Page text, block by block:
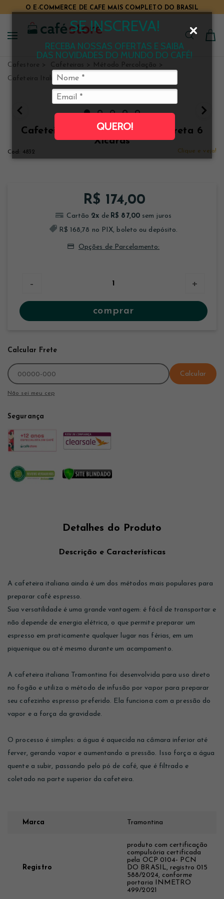
SE INSCREVA!
RECEBA NOSSAS OFERTAS E SAIBA
DAS NOVIDADES DO MUNDO DO CAFÉ!
QUERO!
O E-COMMERCE DE CAFÉ MAIS COMPLETO DO BRASIL
Cafestore Cafeteiras
Método Percolação
Cafeteira Italiana
Cafeteira Italiana Tramontina Preta 6
Xícaras
4832 Clique e veja!
R$ 174,00
2x
R$ 87,00
R$ 168,78 no PIX, boleto ou depósito.
Opções de Parcelamento:
- +
comprar
Calcular Frete
Calcular
Não sei meu cep
Segurança
Detalhes do Produto
Descrição e Características
A cafeteira italiana ainda é um dos métodos mais populares para
preparar café espresso.
Sua versatilidade é uma grande vantagem: é fácil de transportar e
não depende de energia elétrica, o que permite preparar um
espresso em praticamente qualquer lugar nas férias, em um
piquenique ou até mesmo durante um acampamento.
A cafeteira italiana Tramontina foi desenvolvida para uso direto
no fogão e utiliza o método de infusão por vapor para preparar
seu cafezinho espresso preferido. Ela funciona com a pressão do
vapor e a força da gravidade.
O processo é simples: a água é aquecida na câmara inferior até
ferver, gerando vapor e aumentando a pressão. Isso força a água
quente a subir, passando pelo pó de café, que é filtrado e
coletado na parte superior da cafeteira.
Marca Tramontina
Registro
produto com certificação
compulsória certificada
pela OCP 0104- PCN
DO BRASIL, registro 015
588/2024, conforme
portaria INMETRO
499/2021